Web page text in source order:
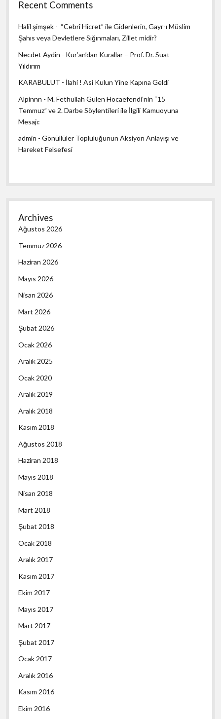
Recent Comments
Halil şimşek - “Cebrî Hicret” ile Gidenlerin, Gayr-ı Müslim
Şahıs veya Devletlere Sığınmaları, Zillet midir?
Necdet Aydin - Kur’an’dan Kurallar – Prof. Dr. Suat
Yıldırım
KARABULUT - İlahi ! Asi Kulun Yine Kapına Geldi
Alpinnn -M. Fethullah Gülen Hocaefendi’nin “15
Temmuz” ve 2. Darbe Söylentileri ile İlgili Kamuoyuna
Mesajı:
admin -Gönüllüler Topluluğunun Aksiyon Anlayışı ve
Hareket Felsefesi
Archives
Ağustos 2026
Temmuz 2026
Haziran 2026
Mayıs 2026
Nisan 2026
Mart 2026
Şubat 2026
Ocak 2026
Aralık 2025
Ocak 2020
Aralık 2019
Aralık 2018
Kasım 2018
Ağustos 2018
Haziran 2018
Mayıs 2018
Nisan 2018
Mart 2018
Şubat 2018
Ocak 2018
Aralık 2017
Kasım 2017
Ekim 2017
Mayıs 2017
Mart 2017
Şubat 2017
Ocak 2017
Aralık 2016
Kasım 2016
Ekim 2016